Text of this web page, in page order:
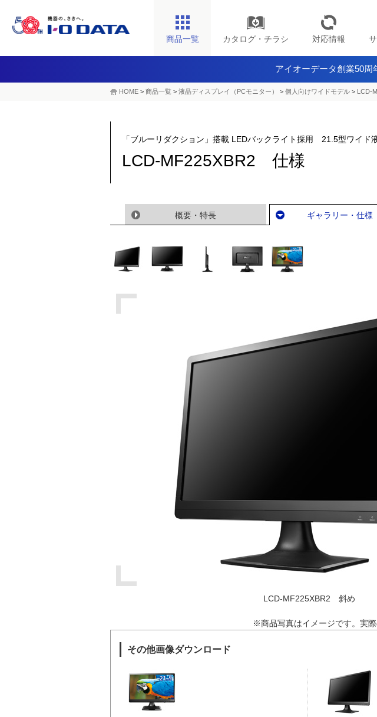
商品一覧 カタログ・チラシ 対応情報
アイオーデータ創業50周
HOME > 商品一覧 > 液晶ディスプレイ（PCモニター） > 個人向けワイドモデル > LCD-
「ブルーリダクション」搭載 LEDバックライト採用 21.5型ワイド
LCD-MF225XBR2 仕様
概要・特長 ギャラリー・仕様
LCD-MF225XBR2 斜め
※商品写真はイメージです。実
その他画像ダウンロード